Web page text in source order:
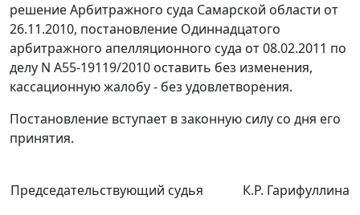
решение Арбитражного суда Самарской области от
26.11.2010, постановление Одиннадцатого
арбитражного апелляционного суда от 08.02.2011 по
делу N А55-19119/2010 оставить без изменения,
кассационную жалобу - без удовлетворения.
Постановление вступает в законную силу со дня его
принятия.
Председательствующий судья К.Р. Гарифуллина